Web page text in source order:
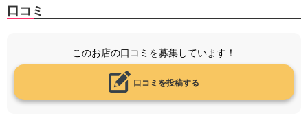
口コミ
このお店の口コミを募集しています！
口コミを投稿する